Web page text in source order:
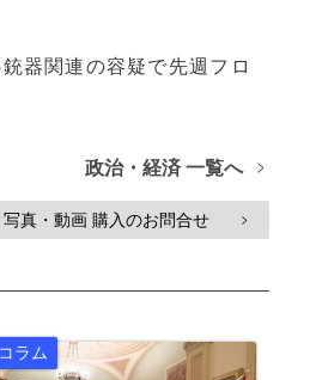
器関連の容疑で先週フロ
政治・経済 一覧へ >
真・動画 購入のお問合せ >